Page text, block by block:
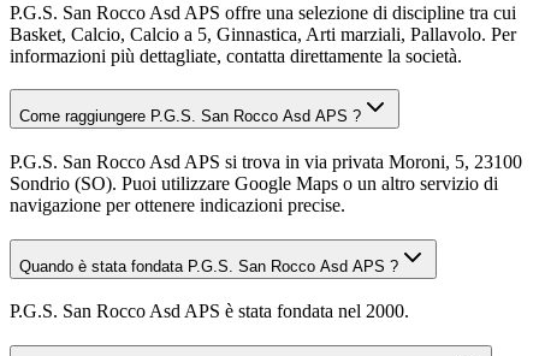
P.G.S. San Rocco Asd APS offre una selezione di discipline tra cui
Basket, Calcio, Calcio a 5, Ginnastica, Arti marziali, Pallavolo. Per
informazioni più dettagliate, contatta direttamente la società.
Come raggiungere P.G.S. San Rocco Asd APS ?
P.G.S. San Rocco Asd APS si trova in via privata Moroni, 5, 23100
Sondrio (SO). Puoi utilizzare Google Maps o un altro servizio di
navigazione per ottenere indicazioni precise.
Quando è stata fondata P.G.S. San Rocco Asd APS ?
P.G.S. San Rocco Asd APS è stata fondata nel 2000.